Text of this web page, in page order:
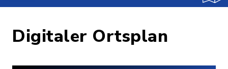
Digitaler Ortsplan